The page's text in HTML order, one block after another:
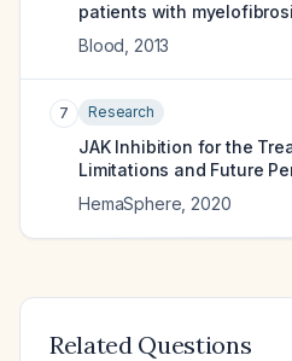
patients with
Blood 2013
7 Research
JAK Inhibition for the
Limitations and Future
HemaSphere 2020
Related Questions